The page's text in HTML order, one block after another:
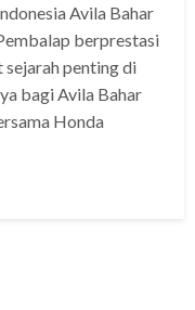
Avila Bahar
berprestasi
sejarah penting di
bagi Avila Bahar
Honda